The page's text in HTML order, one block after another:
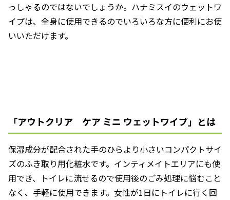
っしゃるのではないでしょうか。ハナミスイのウェットワ
イプは、全身に使用できるのでいろいろな方に便利にお使
いいただけます。
「アウトクリア ケア ミニ ウェットワイプ」とは
保湿成分が配合された手のひらより小さいコンパクトサイ
ズのふき取り用化粧水です。インティメイトエリアにも使
用でき、トイレに流せるので使用後のごみ処理に悩むこと
なく、手軽に使用できます。女性が1日にトイレに行く回